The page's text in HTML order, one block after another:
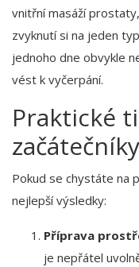
vnitřní masáží
zvyknutí si na jeden
jednoho dne obvykle
vést k vyčerpání.
Praktické
začátečníky
Pokud se chystáte na
nejlepší výsledky:
Příprava
je nepřátel